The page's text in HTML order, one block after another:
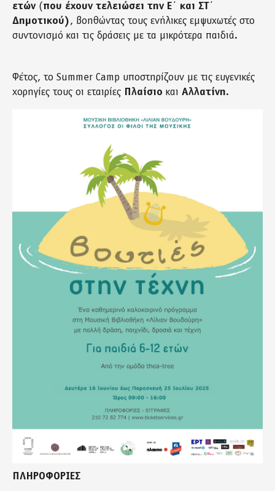
ετών (που έχουν τελειώσει την Ε΄ και ΣΤ΄
Δημοτικού), βοηθώντας τους ενήλικες εμψυχωτές στο
συντονισμό και τις δράσεις με τα μικρότερα παιδιά.
Φέτος, το Summer Camp υποστηρίζουν με τις ευγενικές
χορηγίες τους οι εταιρίες Πλαίσιο και Αλλατίνη.
ΠΛΗΡΟΦΟΡΙΕΣ